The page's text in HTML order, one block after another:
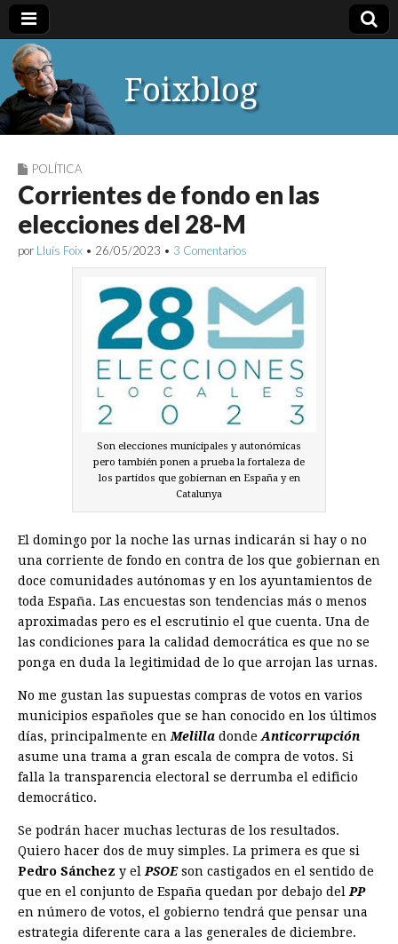
Foixblog
POLÍTICA
Corrientes de fondo en las
elecciones del 28-M
por Lluís Foix • 26/05/2023 • 3 Comentarios
Son elecciones municipales y autonómicas
pero también ponen a prueba la fortaleza de
los partidos que gobiernan en España y en
Catalunya
El domingo por la noche las urnas indicarán si hay o no
una corriente de fondo en contra de los que gobiernan en
doce comunidades autónomas y en los ayuntamientos de
toda España. Las encuestas son tendencias más o menos
aproximadas pero es el escrutinio el que cuenta. Una de
las condiciones para la calidad democrática es que no se
ponga en duda la legitimidad de lo que arrojan las urnas.
No me gustan las supuestas compras de votos en varios
municipios españoles que se han conocido en los últimos
días, principalmente en Melilla donde Anticorrupción
asume una trama a gran escala de compra de votos. Si
falla la transparencia electoral se derrumba el edificio
democrático.
Se podrán hacer muchas lecturas de los resultados.
Quiero hacer dos de muy simples. La primera es que si
Pedro Sánchez y el PSOEson castigados en el sentido de
que en el conjunto de España quedan por debajo del PP
en número de votos, el gobierno tendrá que pensar una
estrategia diferente cara a las generales de diciembre.